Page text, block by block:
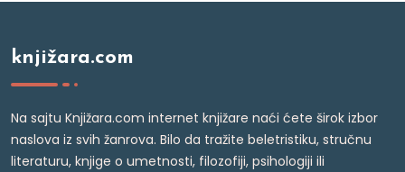
knjižara.com
Na sajtu Knjižara.com internet knjižare naći ćete širok izbor
naslova iz svih žanrova. Bilo da tražite beletristiku, stručnu
literaturu, knjige o umetnosti, filozofiji, psihologiji ili